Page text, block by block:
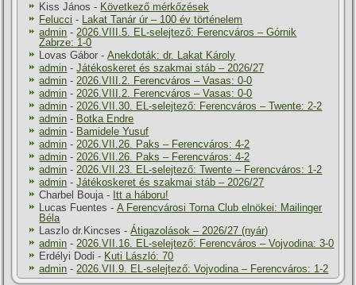
Kiss János - Következő mérkőzések
Felucci - Lakat Tanár úr – 100 év történelem
admin -2026.VIII.5. EL-selejtező: Ferencváros – Górnik
Zabrze: 1-0
Lovas Gábor -Anekdoták: dr. Lakat Károly
admin -Játékoskeret és szakmai stáb – 2026/27
admin -2026.VIII.2. Ferencváros – Vasas: 0-0
admin -2026.VIII.2. Ferencváros – Vasas: 0-0
admin -2026.VII.30. EL-selejtező: Ferencváros – Twente: 2-2
admin - Botka Endre
admin - Bamidele Yusuf
admin -2026.VII.26. Paks – Ferencváros: 4-2
admin -2026.VII.26. Paks – Ferencváros: 4-2
admin -2026.VII.23. EL-selejtező: Twente – Ferencváros: 1-2
admin -Játékoskeret és szakmai stáb – 2026/27
Charbel Bouja- Itt a háboru!
Lucas Fuentes -A Ferencvárosi Torna Club elnökei: Mailinger
Béla
Laszlo dr.Kincses -Átigazolások – 2026/27 (nyár)
admin -2026.VII.16. EL-selejtező: Ferencváros – Vojvodina: 3-0
Erdélyi Dodi - Kuti László: 70
admin -2026.VII.9. EL-selejtező: Vojvodina – Ferencváros: 1-2